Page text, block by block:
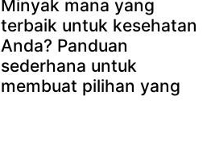
Minyak mana yang
terbaik untuk kesehatan
Anda? Panduan
sederhana untuk
membuat pilihan yang